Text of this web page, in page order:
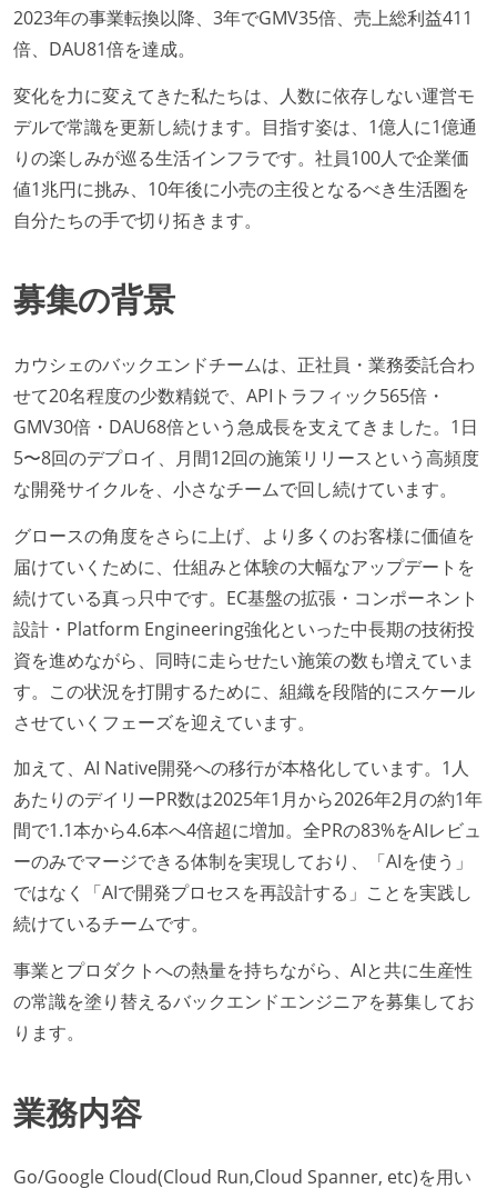
2023年の事業転換以降、3年でGMV35倍、売上総利益411
倍、DAU81倍を達成。
変化を力に変えてきた私たちは、人数に依存しない運営モ
デルで常識を更新し続けます。目指す姿は、1億人に1億通
りの楽しみが巡る生活インフラです。社員100人で企業価
値1兆円に挑み、10年後に小売の主役となるべき生活圏を
自分たちの手で切り拓きます。
募集の背景
カウシェのバックエンドチームは、正社員・業務委託合わ
せて20名程度の少数精鋭で、APIトラフィック565倍・
GMV30倍・DAU68倍という急成長を支えてきました。1日
5〜8回のデプロイ、月間12回の施策リリースという高頻度
な開発サイクルを、小さなチームで回し続けています。
グロースの角度をさらに上げ、より多くのお客様に価値を
届けていくために、仕組みと体験の大幅なアップデートを
続けている真っ只中です。EC基盤の拡張・コンポーネント
設計・Platform Engineering強化といった中長期の技術投
資を進めながら、同時に走らせたい施策の数も増えていま
す。この状況を打開するために、組織を段階的にスケール
させていくフェーズを迎えています。
加えて、AI Native開発への移行が本格化しています。1人
あたりのデイリーPR数は2025年1月から2026年2月の約1年
間で1.1本から4.6本へ4倍超に増加。全PRの83%をAIレビュ
ーのみでマージできる体制を実現しており、「AIを使う」
ではなく「AIで開発プロセスを再設計する」ことを実践し
続けているチームです。
事業とプロダクトへの熱量を持ちながら、AIと共に生産性
の常識を塗り替えるバックエンドエンジニアを募集してお
ります。
業務内容
Go/Google Cloud(Cloud Run,Cloud Spanner, etc)を用い